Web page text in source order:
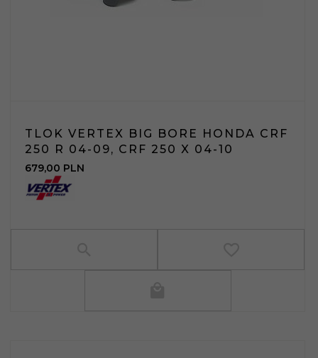
TLOK VERTEX BIG BORE HONDA CRF
250 R 04-09, CRF 250 X 04-10
679,00 PLN